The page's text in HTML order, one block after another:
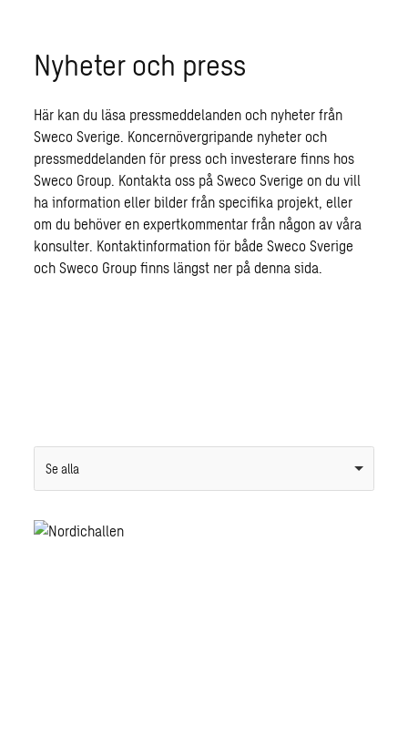
Nyheter och press
Här kan du läsa pressmeddelanden och nyheter från
Sweco Sverige. Koncernövergripande nyheter och
pressmeddelanden för press och investerare finns hos
Sweco Group. Kontakta oss på Sweco Sverige on du vill
ha information eller bilder från specifika projekt, eller
om du behöver en expertkommentar från någon av våra
konsulter. Kontaktinformation för både Sweco Sverige
och Sweco Group finns längst ner på denna sida.
Se alla